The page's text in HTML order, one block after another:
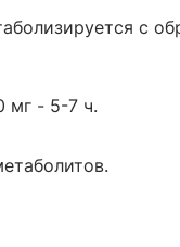
с
мг - 5-7 ч.